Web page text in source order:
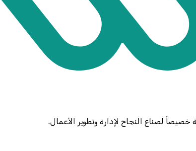
لصناع النجاح لإدارة وتطوير الأعمال.